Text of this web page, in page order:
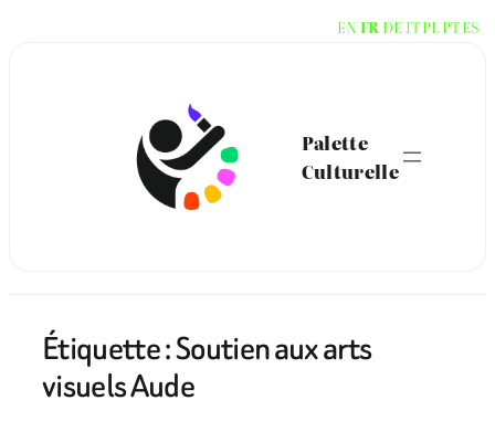
Palette
Culturelle
Étiquette :Soutien aux arts
visuels Aude
EN FR DE ITPL PTES